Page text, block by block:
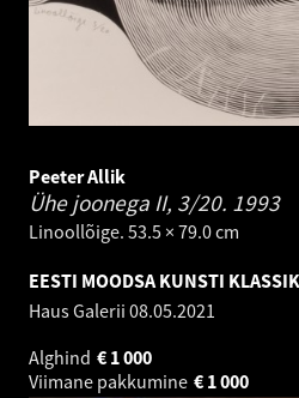
Peeter Allik
Ühe joonega II, 3/20. 1993
Linoollõige. 53.5 × 79.0 cm
EESTI MOODSA KUNSTI
Haus Galerii 08.05.2021
Alghind
1 000
€
Viimane pakkumine
1 000
€